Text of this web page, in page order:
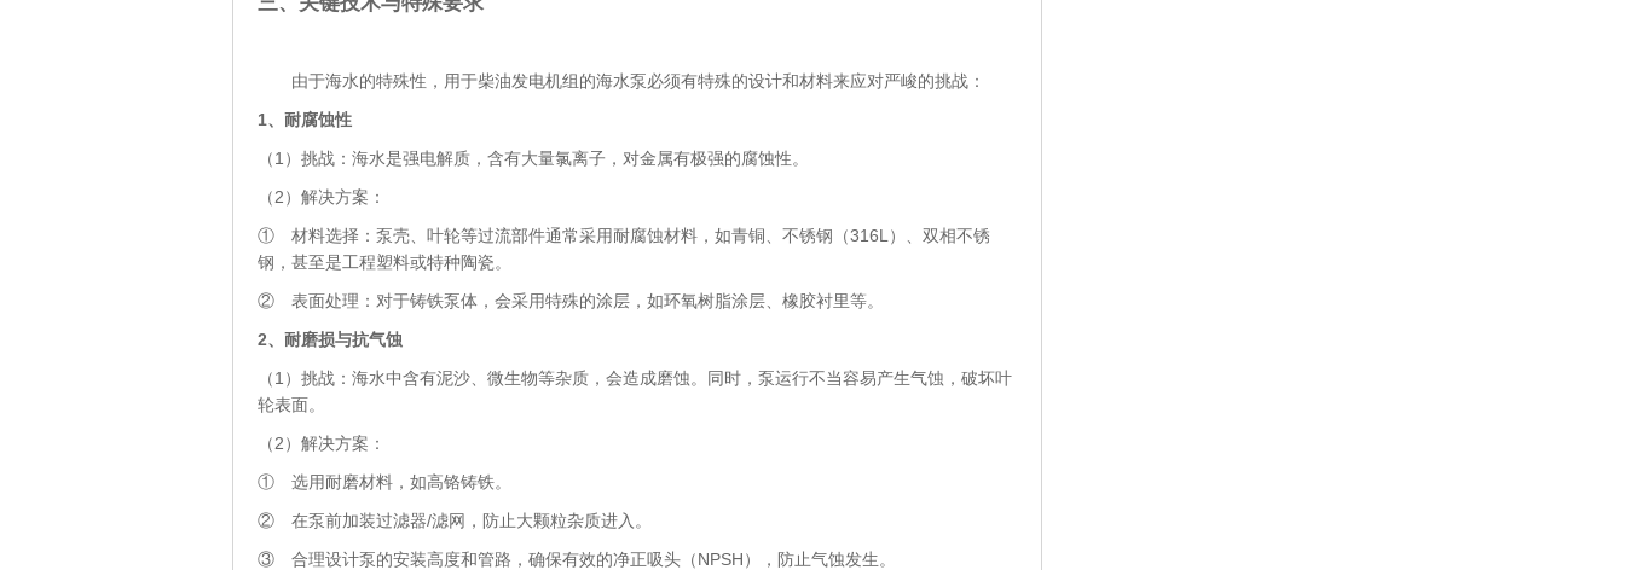
由于海水的特殊性，用于柴油发电机组的海水泵必须有特殊的设计和材料来应对严峻的挑战：
1、 耐腐蚀性
（1）挑战：海水是强电解质，含有大量氯离子，对金属有极强的腐蚀性。
（2）解决方案：
① 材料选择：泵壳、叶轮等过流部件通常采用耐腐蚀材料，如青铜、不锈钢（316L）、双相不锈
钢，甚至是工程塑料或特种陶瓷。
② 表面处理：对于铸铁泵体，会采用特殊的涂层，如环氧树脂涂层、橡胶衬里等。
2、 耐磨损与抗气蚀
（1）挑战：海水中含有泥沙、微生物等杂质，会造成磨蚀。同时，泵运行不当容易产生气蚀，破坏叶
轮表面。
（2）解决方案：
① 选用耐磨材料，如高铬铸铁。
② 在泵前加装过滤器/滤网，防止大颗粒杂质进入。
③ 合理设计泵的安装高度和管路，确保有效的净正吸头（NPSH），防止气蚀发生。